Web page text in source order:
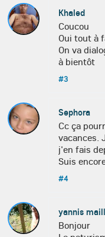
Khaled
Coucou
Oui tout à
On va
à bientôt
#3
Sephora
Cc ça
vacances.
j'en fais
Suis
#4
yannis
Bonjour